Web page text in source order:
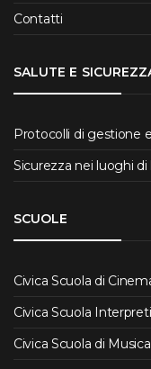
Contatti
SALUTE E
Protocolli di gestione
Sicurezza nei luoghi di
SCUOLE
Civica Scuola di
Civica Scuola
Civica Scuola di